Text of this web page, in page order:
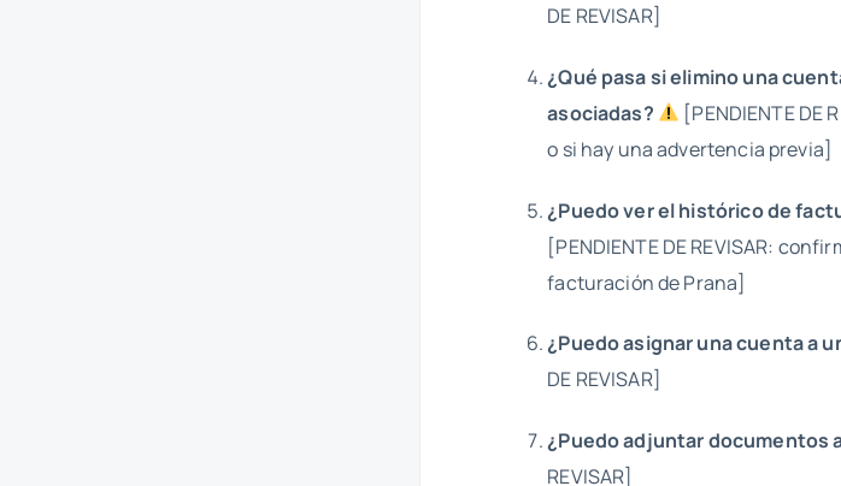
DE REVISAR]
¿Qué pasa si elimino una
asociadas?
[PENDIENTE DE
o si hay una advertencia previa]
¿Puedo ver el histórico de
[PENDIENTE DE REVISAR:
facturación de Prana]
¿Puedo asignar una cuenta a
DE REVISAR]
¿Puedo adjuntar documentos
REVISAR]